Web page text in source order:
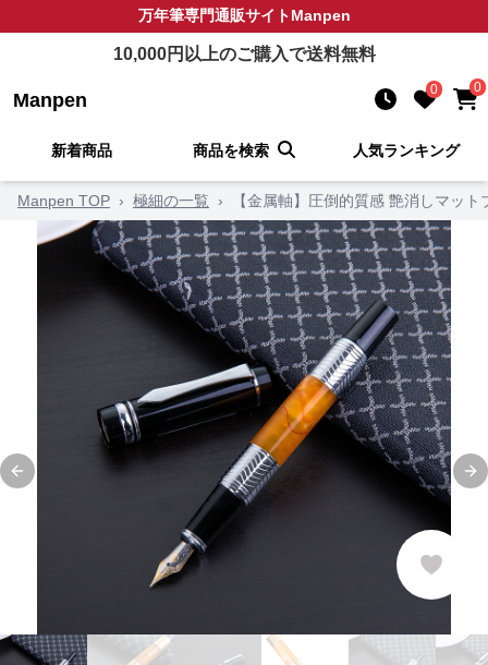
万年筆専門通販サイトManpen
10,000円以上のご購入で送料無料
Manpen 0 0
新着商品 商品を検索 人気ランキング
Manpen TOP › 極細の一覧 › 【金属軸】圧倒的質感 艶消しマッ
Previous slide